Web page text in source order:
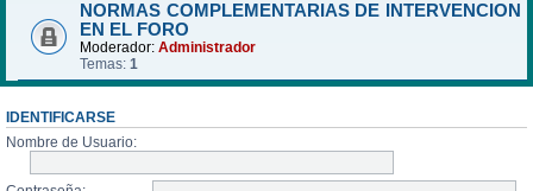
NORMAS COMPLEMENTARIAS DE INTERVENCION
EN EL FORO
Moderador: Administrador
Temas: 1
IDENTIFICARSE
Nombre de Usuario: